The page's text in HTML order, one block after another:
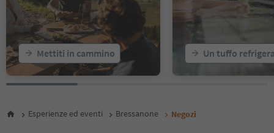
Mettiti in cammino Un tuffo
Esperienze ed eventi Bressanone Negozi